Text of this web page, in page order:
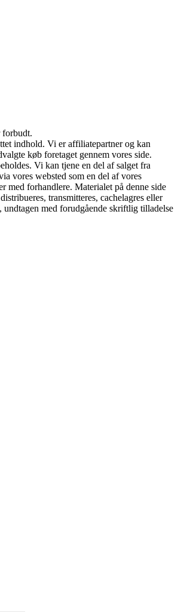
forbudt.
indhold. Vi er affiliatepartner og kan
køb foretaget gennem vores side.
Vi kan tjene en del af salget fra
vores websted som en del af vores
med forhandlere. Materialet på denne side
transmitteres, cachelagres eller
undtagen med forudgående skriftlig tilladelse